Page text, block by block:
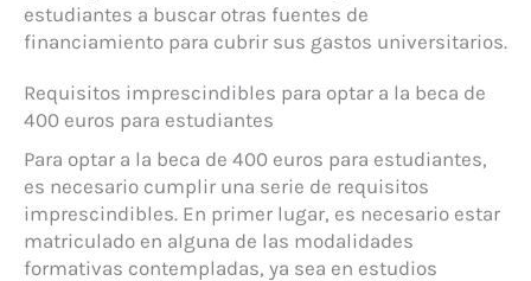
estudiantes a buscar otras fuentes de
financiamiento para cubrir sus gastos universitarios.
Requisitos imprescindibles para optar a la beca de
400 euros para estudiantes
Para optar a la beca de 400 euros para estudiantes,
es necesario cumplir una serie de requisitos
imprescindibles. En primer lugar, es necesario estar
matriculado en alguna de las modalidades
formativas contempladas, ya sea en estudios